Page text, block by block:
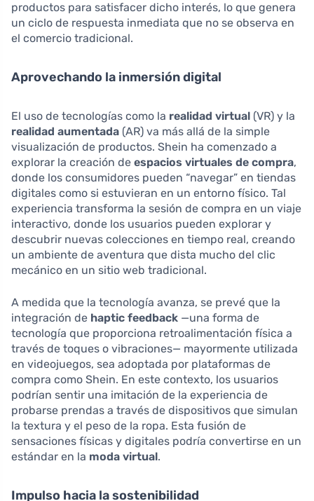
productos para satisfacer dicho interés, lo que genera
un ciclo de respuesta inmediata que no se observa en
el comercio tradicional.
Aprovechando la inmersión digital
El uso de tecnologías como la realidad virtual (VR) y la
realidad aumentada (AR) va más allá de la simple
visualización de productos. Shein ha comenzado a
explorar la creación de espacios virtuales de compra,
donde los consumidores pueden “navegar” en tiendas
digitales como si estuvieran en un entorno físico. Tal
experiencia transforma la sesión de compra en un viaje
interactivo, donde los usuarios pueden explorar y
descubrir nuevas colecciones en tiempo real, creando
un ambiente de aventura que dista mucho del clic
mecánico en un sitio web tradicional.
A medida que la tecnología avanza, se prevé que la
integración de haptic feedback —una forma de
tecnología que proporciona retroalimentación física a
través de toques o vibraciones— mayormente utilizada
en videojuegos, sea adoptada por plataformas de
compra como Shein. En este contexto, los usuarios
podrían sentir una imitación de la experiencia de
probarse prendas a través de dispositivos que simulan
la textura y el peso de la ropa. Esta fusión de
sensaciones físicas y digitales podría convertirse en un
estándar en la moda virtual.
Impulso hacia la sostenibilidad